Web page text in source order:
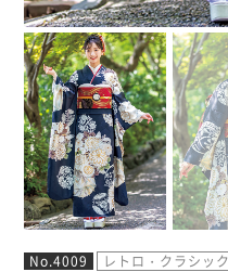
No.4009 レトロ・クラシック